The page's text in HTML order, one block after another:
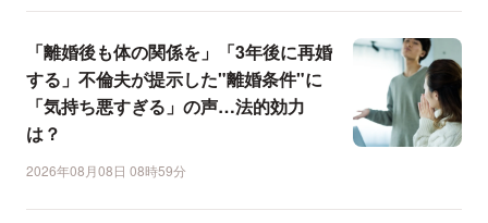
「離婚後も体の関係を」「3年後に再婚
する」不倫夫が提示した"離婚条件"に
「気持ち悪すぎる」の声…法的効力
は？
2026年08月08日 08時59分